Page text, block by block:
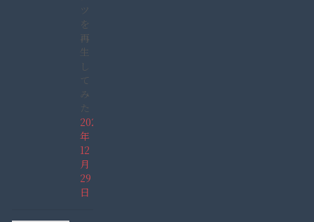
ツ
を
再
生
し
て
み
た
2021
年
12
月
29
日